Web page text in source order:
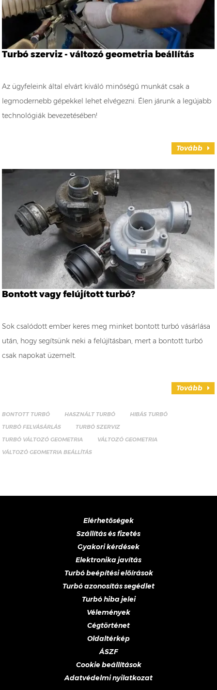
Turbó szerviz - változó geometria beállítás
Az ügyfeleink által elvárt kiváló minőségű munkát csak a
legmodernebb gépekkel lehet elvégezni. Élen járunk a legújabb
technológiák bevezetésében!
Tovább
Bontott vagy felújított turbó?
Sok csalódott ember keres meg minket bontott turbó vásárlása
után, hogy segítsünk neki a felújításban, mert a bontott turbó
csak napokat üzemelt.
Tovább
BONTOTT TURBÓ HASZNÁLT TURBÓ
HIBÁS TURBÓ
TURBÓ FELVÁSÁRLÁS
TURBÓ SZERVIZ
TURBÓ VÁLTOZÓ GEOMETRIA
VÁLTOZÓ GEOMETRIA
VÁLTOZÓ GEOMETRIA BEÁLLÍTÁS
Elérhetőségek
Szállítás és fizetés
Gyakori kérdések
Elektronika javítás
Turbó beépítési előírások
Turbó azonosítás segédlet
Turbó hiba jelei
Vélemények
Cégtörténet
Oldaltérkép
ÁSZF
Cookie beállítások
Adatvédelmi nyilatkozat